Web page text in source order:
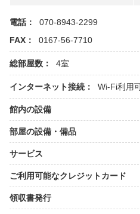
電話：
070-8943-2299
FAX：
0167-56-7710
総部屋数： 4室
インターネット接続： Wi-Fi利用
館内の設備
部屋の設備・備品
サービス
ご利用可能なクレジットカード
領収書発行